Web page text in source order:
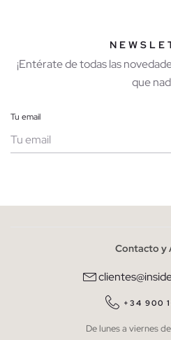
¡Entérate de todas las
que
Tu email
He leído y entiendo lapolítica de
QUIERO
* Puedes cancelar la
Contacto y
+34 900
De lunes a viernes